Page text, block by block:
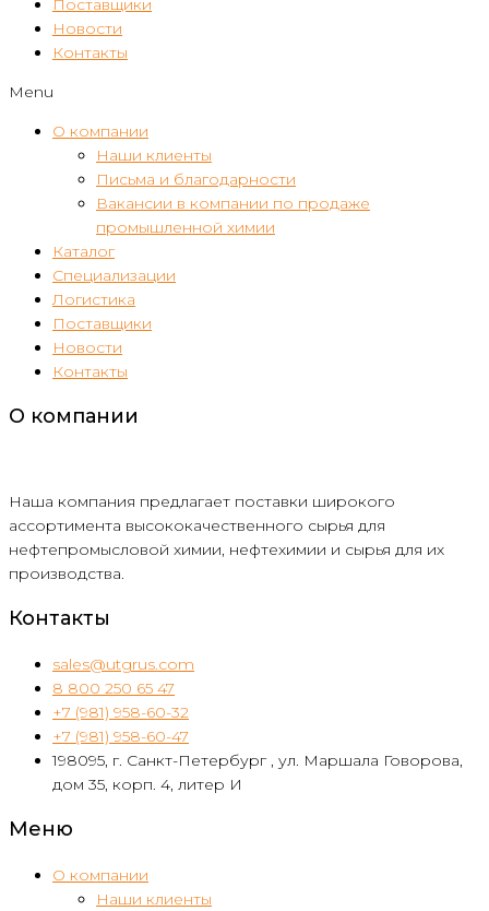
Новости
Контакты
Menu
О компании
Наши клиенты
Письма и благодарности
Вакансии в компании по продаже
промышленной химии
Каталог
Специализации
Логистика
Поставщики
Новости
Контакты
О компании
Наша компания предлагает поставки широкого
ассортимента высококачественного сырья для
нефтепромысловой химии, нефтехимии и сырья для их
производства.
Контакты
sales@utgrus.com
8 800 250 65 47
+7 (981) 958-60-32
+7 (981) 958-60-47
198095, г. Санкт-Петербург , ул. Маршала Говорова,
дом 35, корп. 4, литер И
Меню
О компании
Наши клиенты